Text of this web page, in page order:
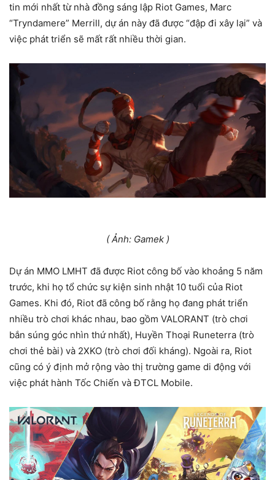
tin mới nhất từ nhà đồng sáng lập Riot Games, Marc
“Tryndamere” Merrill, dự án này đã được “đập đi xây lại” và
việc phát triển sẽ mất rất nhiều thời gian.
( Ảnh: Gamek )
Dự án MMO LMHT đã được Riot công bố vào khoảng 5 năm
trước, khi họ tổ chức sự kiện sinh nhật 10 tuổi của Riot
Games. Khi đó, Riot đã công bố rằng họ đang phát triển
nhiều trò chơi khác nhau, bao gồm VALORANT (trò chơi
bắn súng góc nhìn thứ nhất), Huyền Thoại Runeterra (trò
chơi thẻ bài) và 2XKO (trò chơi đối kháng). Ngoài ra, Riot
cũng có ý định mở rộng vào thị trường game di động với
việc phát hành Tốc Chiến và ĐTCL Mobile.